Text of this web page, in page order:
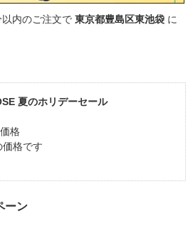
内のご注文で 東京都豊島区東池袋 に
夏のホリデーセール
格
格です
ーン